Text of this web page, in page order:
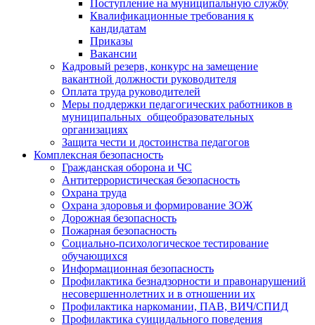
Поступление на муниципальную службу
Квалификационные требования к
кандидатам
Приказы
Вакансии
Кадровый резерв, конкурс на замещение
вакантной должности руководителя
Оплата труда руководителей
Меры поддержки педагогических работников в
муниципальных общеобразовательных
организациях
Защита чести и достоинства педагогов
Комплексная безопасность
Гражданская оборона и ЧС
Антитеррористическая безопасность
Охрана труда
Охрана здоровья и формирование ЗОЖ
Дорожная безопасность
Пожарная безопасность
Социально-психологическое тестирование
обучающихся
Информационная безопасность
Профилактика безнадзорности и правонарушений
несовершеннолетних и в отношении их
Профилактика наркомании, ПАВ, ВИЧ/СПИД
Профилактика суицидального поведения